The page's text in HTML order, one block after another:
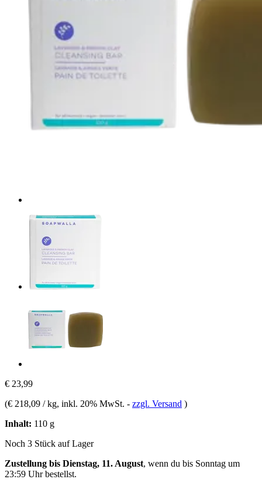
€ 23,99
(€ 218,09 / kg, inkl. 20% MwSt. - zzgl. Versand )
Inhalt: 110 g
Noch 3 Stück auf Lager
Zustellung bis Dienstag, 11. August, wenn du bis Sonntag um
23:59 Uhrbestellst.